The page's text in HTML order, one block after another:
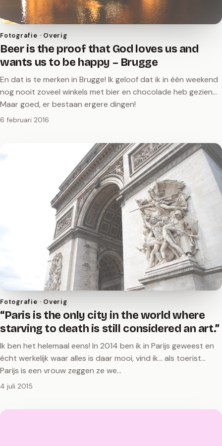
Fotografie · Overig
Beer is the proof that God loves us and
wants us to be happy – Brugge
En dat is te merken in Brugge! Ik geloof dat ik in één weekend
nog nooit zoveel winkels met bier en chocolade heb gezien...
Maar goed, er bestaan ergere dingen!
6 februari 2016
Fotografie · Overig
“Paris is the only city in the world where
starving to death is still considered an art.”
Ik ben het helemaal eens! In 2014 ben ik in Parijs geweest en
écht werkelijk waar alles is daar mooi, vind ik... als toerist...
Parijs is een vrouw zeggen ze we…
4 juli 2015